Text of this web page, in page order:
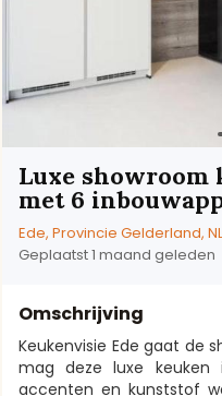
Luxe showroom
met 6
Ede, Provincie Gelderland, NL
Geplaatst 1 maand geleden
Omschrijving
Keukenvisie Ede gaat de
mag deze luxe
accenten en kunststof